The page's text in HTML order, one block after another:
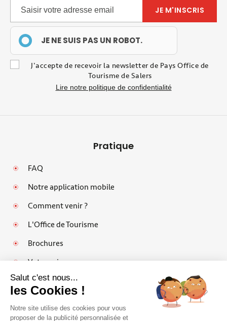
JE NE SUIS PAS UN ROBOT.
J'accepte de recevoir la newsletter de Pays Office de
Tourisme de Salers
Lire notre politique de confidentialité
Pratique
FAQ
Notre application mobile
Comment venir ?
L'Office de Tourisme
Brochures
Votre avis
Mentions légales
Salut c'est nous...
les Cookies !
Notre site utilise des cookies pour vous
proposer de la publicité personnalisée et